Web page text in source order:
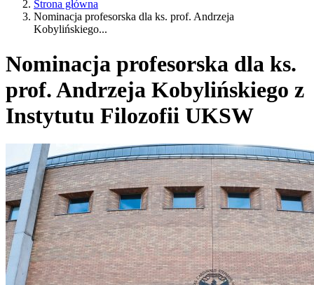
Strona główna
Nominacja profesorska dla ks. prof. Andrzeja
Kobylińskiego...
Nominacja profesorska dla ks.
prof. Andrzeja Kobylińskiego z
Instytutu Filozofii UKSW